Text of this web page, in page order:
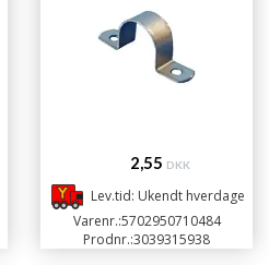
2,55 DKK
Lev.tid: Ukendt hverdage
Varenr.:5702950710484
Prodnr.:3039315938